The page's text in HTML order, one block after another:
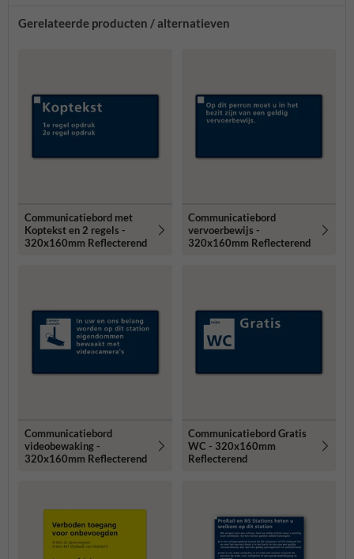
Gerelateerde producten / alternatieven
Communicatiebord met
Koptekst en 2 regels -
320x160mm Reflecterend
Communicatiebord
vervoerbewijs -
320x160mm Reflecterend
Communicatiebord
videobewaking -
320x160mm Reflecterend
Communicatiebord Gratis
WC - 320x160mm
Reflecterend